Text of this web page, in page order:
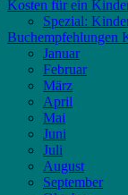
Kosten für ein
Spezial:
Buchempfehlungen
Januar
Februar
März
April
Mai
Juni
Juli
August
September